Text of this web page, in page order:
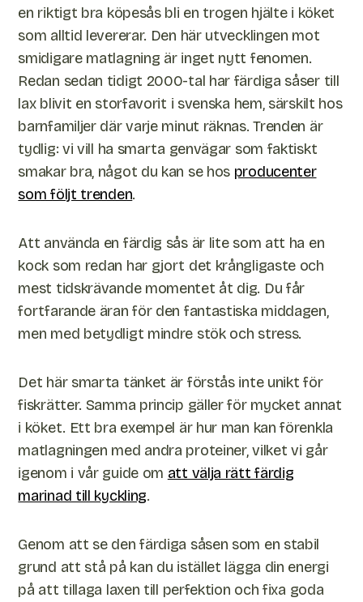
en riktigt bra köpesås bli en trogen hjälte i köket
som alltid levererar. Den här utvecklingen mot
smidigare matlagning är inget nytt fenomen.
Redan sedan tidigt 2000-tal har färdiga såser till
lax blivit en storfavorit i svenska hem, särskilt hos
barnfamiljer där varje minut räknas. Trenden är
tydlig: vi vill ha smarta genvägar som faktiskt
smakar bra, något du kan se hos producenter
som följt trenden.
Att använda en färdig sås är lite som att ha en
kock som redan har gjort det krångligaste och
mest tidskrävande momentet åt dig. Du får
fortfarande äran för den fantastiska middagen,
men med betydligt mindre stök och stress.
Det här smarta tänket är förstås inte unikt för
fiskrätter. Samma princip gäller för mycket annat
i köket. Ett bra exempel är hur man kan förenkla
matlagningen med andra proteiner, vilket vi går
igenom i vår guide om att välja rätt färdig
marinad till kyckling.
Genom att se den färdiga såsen som en stabil
grund att stå på kan du istället lägga din energi
på att tillaga laxen till perfektion och fixa goda